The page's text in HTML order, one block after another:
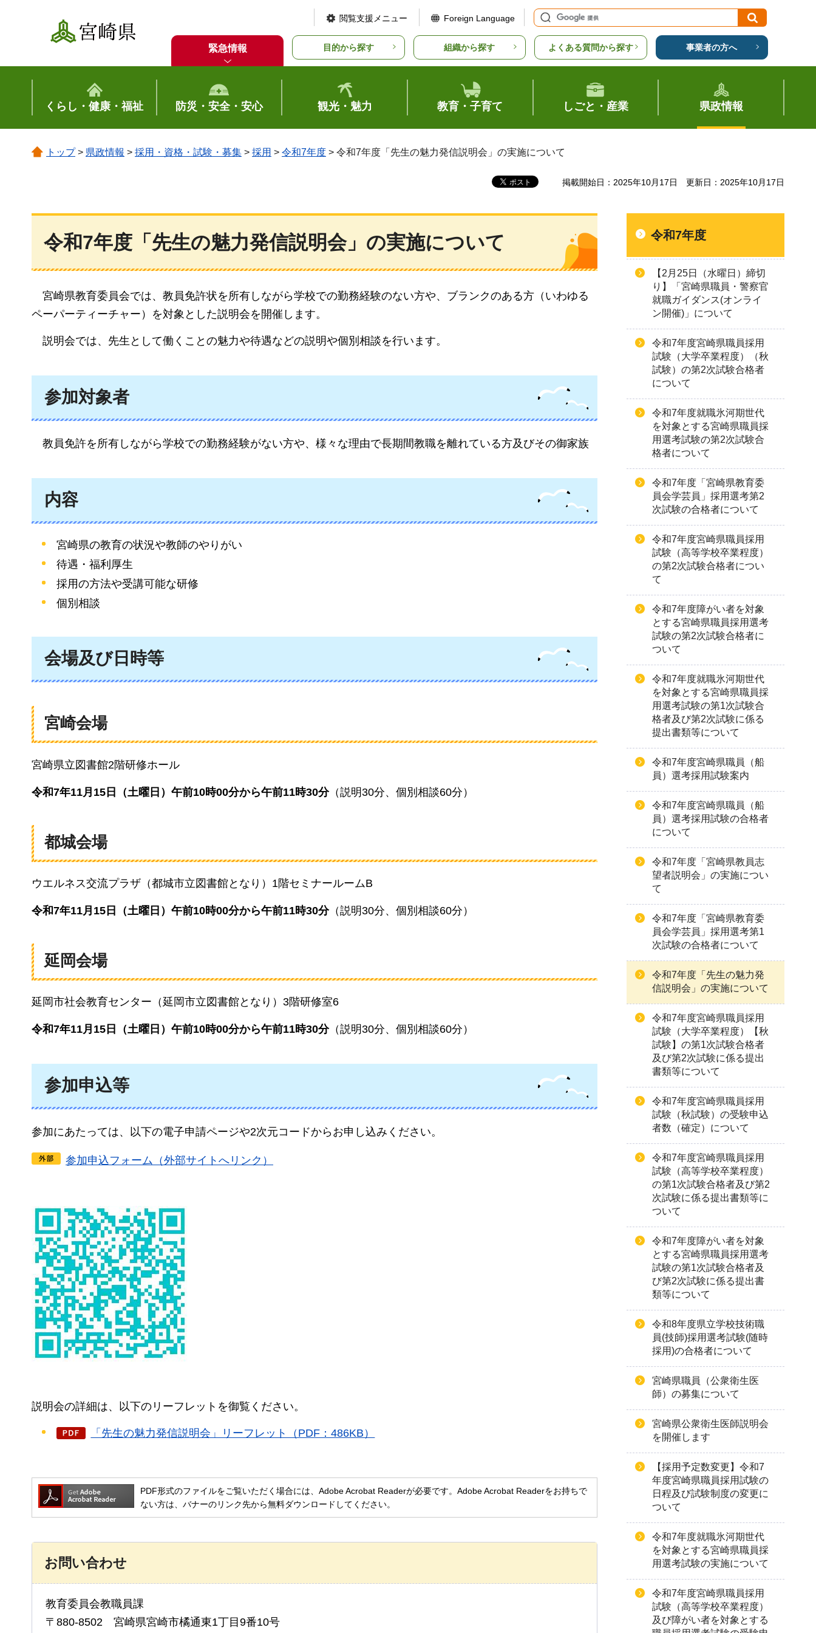
宮崎県
閲覧支援メニュー Foreign Language
緊急情報 目的から探す 組織から探す よくある質問から探す 事業者の方へ
くらし・健康・福祉 防災・安全・安心 観光・魅力 教育・子育て しごと・産業 県政情報
トップ> 県政情報 > 採用・資格・試験・募集 > 採用 > 令和7年度 > 令和7年度「先生の魅力発信説明会」の実施について
掲載開始日：2025年10月17日 更新日：2025年10月17日
令和7年度「先生の魅力発信説明会」の実施について
宮崎県教育委員会では、教員免許状を所有しながら学校での勤務経験のない方や、ブランクのある方（いわゆる
ペーパーティーチャー）を対象とした説明会を開催します。
説明会では、先生として働くことの魅力や待遇などの説明や個別相談を行います。
参加対象者
教員免許を所有しながら学校での勤務経験がない方や、様々な理由で長期間教職を離れている方及びその御家族
内容
宮崎県の教育の状況や教師のやりがい
待遇・福利厚生
採用の方法や受講可能な研修
個別相談
会場及び日時等
宮崎会場
宮崎県立図書館2階研修ホール
令和7年11月15日（土曜日）午前10時00分から午前11時30分（説明30分、個別相談60分）
都城会場
ウエルネス交流プラザ（都城市立図書館となり）1階セミナールームB
令和7年11月15日（土曜日）午前10時00分から午前11時30分（説明30分、個別相談60分）
延岡会場
延岡市社会教育センター（延岡市立図書館となり）3階研修室6
令和7年11月15日（土曜日）午前10時00分から午前11時30分（説明30分、個別相談60分）
参加申込等
参加にあたっては、以下の電子申請ページや2次元コードからお申し込みください。
参加申込フォーム（外部サイトへリンク）
説明会の詳細は、以下のリーフレットを御覧ください。
「先生の魅力発信説明会」リーフレット（PDF：486KB）
PDF形式のファイルをご覧いただく場合には、Adobe Acrobat Readerが必要です。Adobe Acrobat Readerをお持ちで
ない方は、バナーのリンク先から無料ダウンロードしてください。
お問い合わせ
教育委員会教職員課
〒880-8502 宮崎県宮崎市橘通東1丁目9番10号
令和7年度
【2月25日（水曜日）締切
り】「宮崎県職員・警察官
就職ガイダンス(オンライ
ン開催)」について
令和7年度宮崎県職員採用
試験（大学卒業程度）（秋
試験）の第2次試験合格者
について
令和7年度就職氷河期世代
を対象とする宮崎県職員採
用選考試験の第2次試験合
格者について
令和7年度「宮崎県教育委
員会学芸員」採用選考第2
次試験の合格者について
令和7年度宮崎県職員採用
試験（高等学校卒業程度）
の第2次試験合格者につい
て
令和7年度障がい者を対象
とする宮崎県職員採用選考
試験の第2次試験合格者に
ついて
令和7年度就職氷河期世代
を対象とする宮崎県職員採
用選考試験の第1次試験合
格者及び第2次試験に係る
提出書類等について
令和7年度宮崎県職員（船
員）選考採用試験案内
令和7年度宮崎県職員（船
員）選考採用試験の合格者
について
令和7年度「宮崎県教員志
望者説明会」の実施につい
て
令和7年度「宮崎県教育委
員会学芸員」採用選考第1
次試験の合格者について
令和7年度「先生の魅力発
信説明会」の実施について
令和7年度宮崎県職員採用
試験（大学卒業程度）【秋
試験】の第1次試験合格者
及び第2次試験に係る提出
書類等について
令和7年度宮崎県職員採用
試験（秋試験）の受験申込
者数（確定）について
令和7年度宮崎県職員採用
試験（高等学校卒業程度）
の第1次試験合格者及び第2
次試験に係る提出書類等に
ついて
令和7年度障がい者を対象
とする宮崎県職員採用選考
試験の第1次試験合格者及
び第2次試験に係る提出書
類等について
令和8年度県立学校技術職
員(技師)採用選考試験(随時
採用)の合格者について
宮崎県職員（公衆衛生医
師）の募集について
宮崎県公衆衛生医師説明会
を開催します
【採用予定数変更】令和7
年度宮崎県職員採用試験の
日程及び試験制度の変更に
ついて
令和7年度就職氷河期世代
を対象とする宮崎県職員採
用選考試験の実施について
令和7年度宮崎県職員採用
試験（高等学校卒業程度）
及び障がい者を対象とする